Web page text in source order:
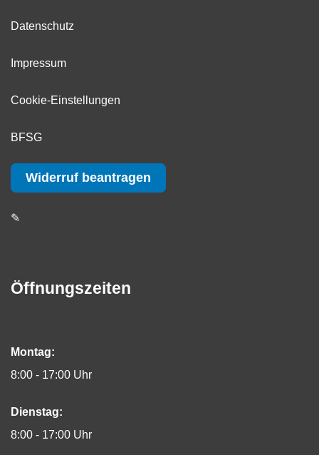
Datenschutz
Impressum
Cookie-Einstellungen
BFSG
Widerruf beantragen
✎
Öffnungszeiten
Montag:
8:00 - 17:00 Uhr
Dienstag:
8:00 - 17:00 Uhr